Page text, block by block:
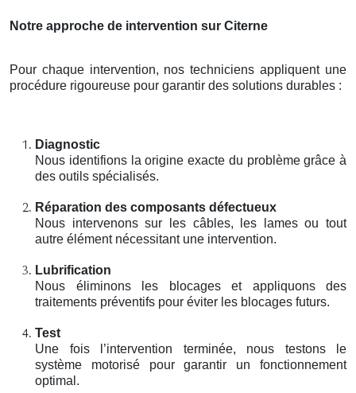
Notre approche de intervention sur Citerne
Pour chaque intervention, nos techniciens appliquent une
procédure rigoureuse pour garantir des solutions durables :
Diagnostic
Nous identifions la origine exacte du problème grâce à
des outils spécialisés.
Réparation des composants défectueux
Nous intervenons sur les câbles, les lames ou tout
autre élément nécessitant une intervention.
Lubrification
Nous éliminons les blocages et appliquons des
traitements préventifs pour éviter les blocages futurs.
Test
Une fois l’intervention terminée, nous testons le
système motorisé pour garantir un fonctionnement
optimal.